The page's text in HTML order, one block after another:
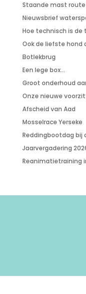
Staande mast route
Nieuwsbrief
Hoe technisch is de
Ook de liefste hond
Botlekbrug
Een lege box…
Groot onderhoud
Onze nieuwe
Afscheid van Aad
Mosselrace Yerseke
Reddingbootdag bij
Jaarvergadering
Reanimatietraining